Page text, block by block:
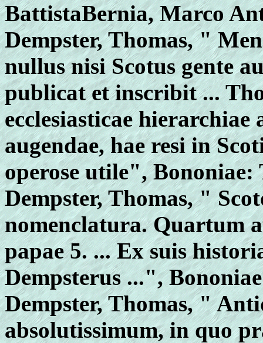
BattistaBernia, Marco
Dempster, Thomas, "
nullus nisi Scotus gente
publicat et inscribit ...
ecclesiasticae
augendae, hae resi in
operose utile", Bononiae:
Dempster, Thomas, "
nomenclatura. Quartum
papae 5. ... Ex suis
Dempsterus ...",
Dempster, Thomas, "
absolutissimum, in quo